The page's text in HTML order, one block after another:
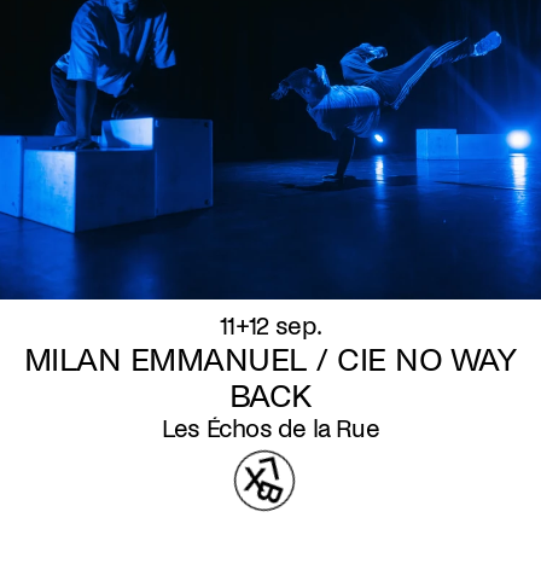
11+12 sep.
MILAN EMMANUEL / CIE NO WAY
BACK
Les Échos de la Rue